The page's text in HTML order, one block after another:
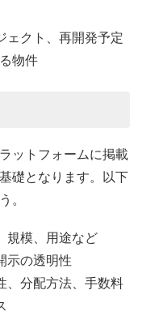
ェクト、再開発予定
物件
ットフォームに掲載
礎となります。以下
。
規模、用途など
示の透明性
、分配方法、手数料